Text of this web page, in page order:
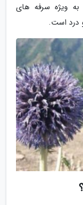
به ویژه سرفه های
درد است.